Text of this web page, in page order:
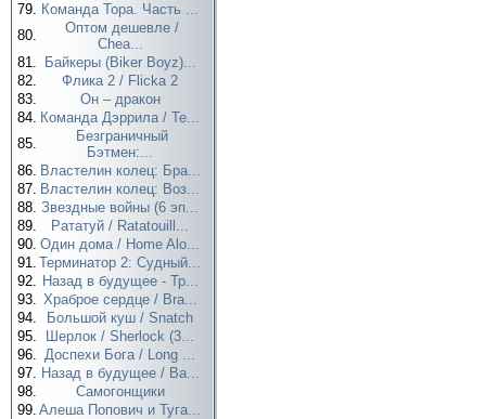
79. Команда Тора. Часть ...
80.
Оптом дешевле /
Chea...
81.
Байкеры (Biker Boyz)...
82.
Флика 2 / Flicka 2
83.
Он – дракон
84. Команда Дэррила / Te...
85.
Безграничный
Бэтмен:...
86. Властелин колец: Бра...
87. Властелин колец: Воз...
88. Звездные войны (6 эп...
89.
Рататуй / Ratatouill...
90. Один дома / Home Alo...
91. Терминатор 2: Судный...
92. Назад в будущее - Тр...
93. Храброе сердце / Bra...
94.
Большой куш / Snatch
95.
Шерлок / Sherlock (3...
96. Доспехи Бога / Long ...
97. Назад в будущее / Ba...
98.
Самогонщики
99. Алеша Попович и Туга...